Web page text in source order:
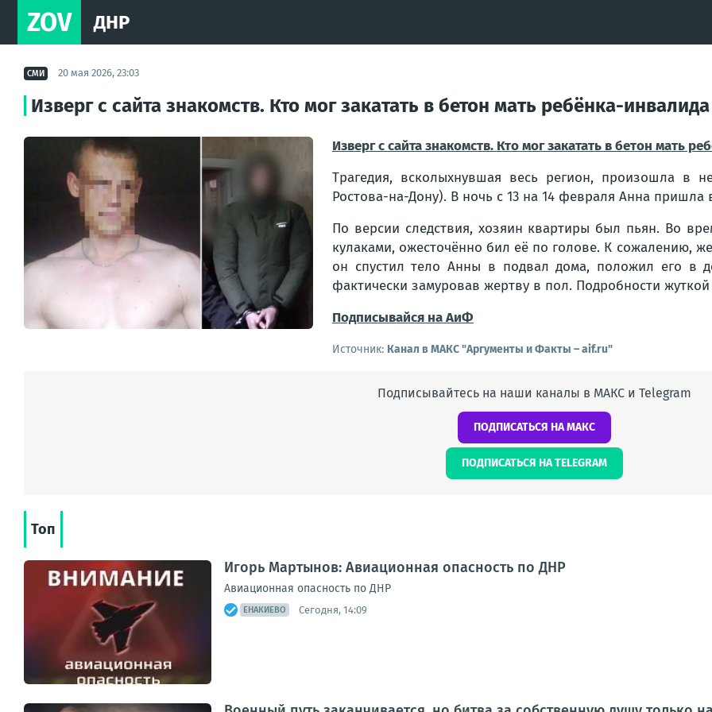
ZOV ДНР
СМИ 20 мая 2026, 23:03
Изверг с сайта знакомств. Кто мог закатать в бетон мать ребёнка-инвалида
Изверг с сайта знакомств. Кто мог закатать в бетон мать
Трагедия, всколыхнувшая весь регион, произошла в
Ростова-на-Дону). В ночь с 13 на 14 февраля Анна пришла
По версии следствия, хозяин квартиры был пьян. Во
кулаками, ожесточённо бил её по голове. К сожалению,
он спустил тело Анны в подвал дома, положил его в
фактически замуровав жертву в пол. Подробности
Подписывайся на АиФ
Источник: Канал в МАКС "Аргументы и Факты – aif.ru"
Подписывайтесь на наши каналы в МАКС и Telegram
ПОДПИСАТЬСЯ НА МАКС
ПОДПИСАТЬСЯ НА TELEGRAM
Топ
Игорь Мартынов: Авиационная опасность по ДНР
Авиационная опасность по ДНР
ЕНАКИЕВО Сегодня, 14:09